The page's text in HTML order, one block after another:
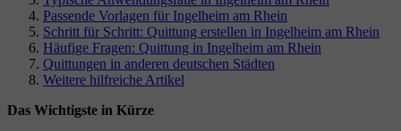
Passende Vorlagen für Ingelheim am Rhein
Schritt für Schritt: Quittung erstellen in Ingelheim am Rhein
Häufige Fragen: Quittung in Ingelheim am Rhein
Quittungen in anderen deutschen Städten
Weitere hilfreiche Artikel
Das Wichtigste in Kürze